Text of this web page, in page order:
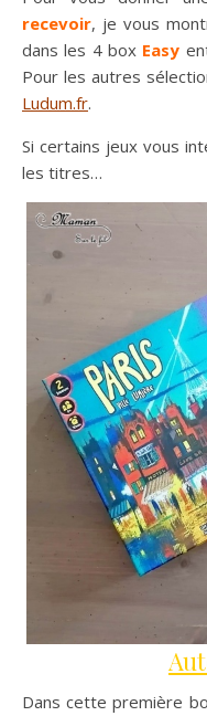
recevoir, je vous
dans les 4 box Easy
Pour les autres
Ludum.fr.
Si certains jeux vous
les titres…
Dans cette première